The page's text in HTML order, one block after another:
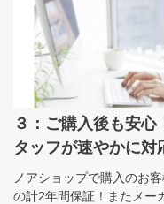
３：ご購入後も安
タッフが速やかに対
ノアショップで購入のお
の計2年間保証！またメー